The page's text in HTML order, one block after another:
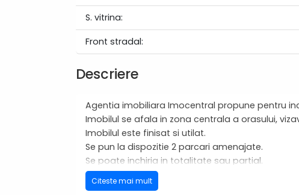
S. vitrina:
Front stradal:
Descriere
Agentia imobiliara Imocentral propune pentru
Imobilul se afala in zona centrala a orasului,
Imobilul este finisat si utilat.
Se pun la dispozitie 2 parcari amenajate.
Se poate inchiria in totalitate sau partial.
Pretul total al chiriei pe o luna de zile este 2950 E,
Pentru alte detalii si vizionare suntem la
Citeste mai mult